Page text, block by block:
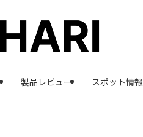
製品レビュー スポット情報